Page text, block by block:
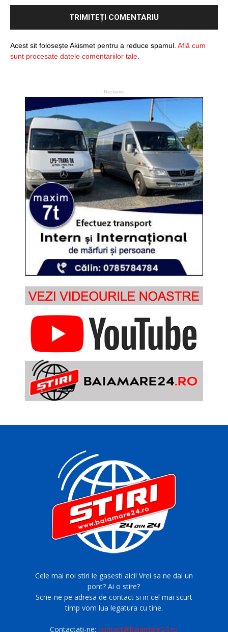
Acest sit folosește Akismet pentru a reduce spamul. Află cum
sunt procesate datele comentariilor tale.
- Reclame -
Cele mai noi stiri le gasesti aici! Vrei sa ne dai un
pont? Ai o stire?
Scrie-ne pe adresa de contact si in cel mai scurt
timp vom lua legatura cu tine.
Contactați-ne:contact@baiamare24.ro